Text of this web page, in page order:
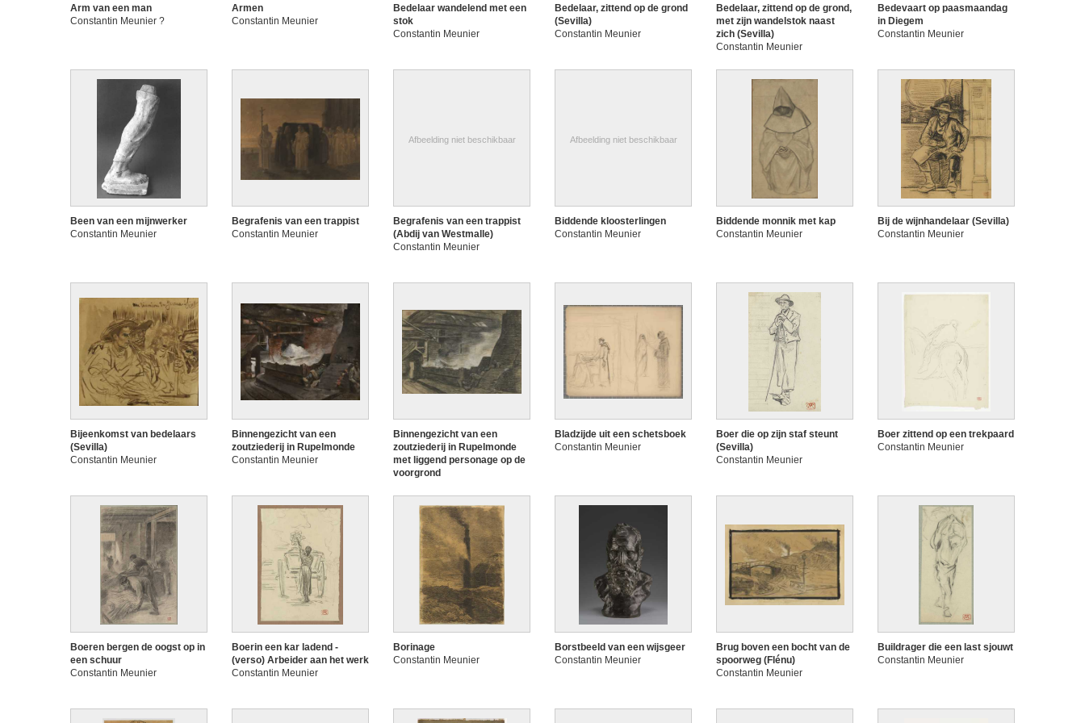
Arm van een man
Constantin Meunier ?
Armen
Constantin Meunier
Bedelaar wandelend met een
stok
Constantin Meunier
Bedelaar, zittend op de grond
(Sevilla)
Constantin Meunier
Bedelaar, zittend op de grond,
met zijn wandelstok naast
zich (Sevilla)
Constantin Meunier
Bedevaart op paasmaandag
in Diegem
Constantin Meunier
Been van een mijnwerker
Constantin Meunier
Begrafenis van een trappist
Constantin Meunier
Afbeelding niet beschikbaar
Begrafenis van een trappist
(Abdij van Westmalle)
Constantin Meunier
Afbeelding niet beschikbaar
Biddende kloosterlingen
Constantin Meunier
Biddende monnik met kap
Constantin Meunier
Bij de wijnhandelaar (Sevilla)
Constantin Meunier
Bijeenkomst van bedelaars
(Sevilla)
Constantin Meunier
Binnengezicht van een
zoutziederij in Rupelmonde
Constantin Meunier
Binnengezicht van een
zoutziederij in Rupelmonde
met liggend personage op de
voorgrond
Bladzijde uit een schetsboek
Constantin Meunier
Boer die op zijn staf steunt
(Sevilla)
Constantin Meunier
Boer zittend op een trekpaard
Constantin Meunier
Boeren bergen de oogst op in
een schuur
Constantin Meunier
Boerin een kar ladend -
(verso) Arbeider aan het werk
Constantin Meunier
Borinage
Constantin Meunier
Borstbeeld van een wijsgeer
Constantin Meunier
Brug boven een bocht van de
spoorweg (Flénu)
Constantin Meunier
Buildrager die een last sjouwt
Constantin Meunier